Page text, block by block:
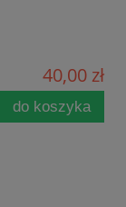
40,00 zł
do koszyka